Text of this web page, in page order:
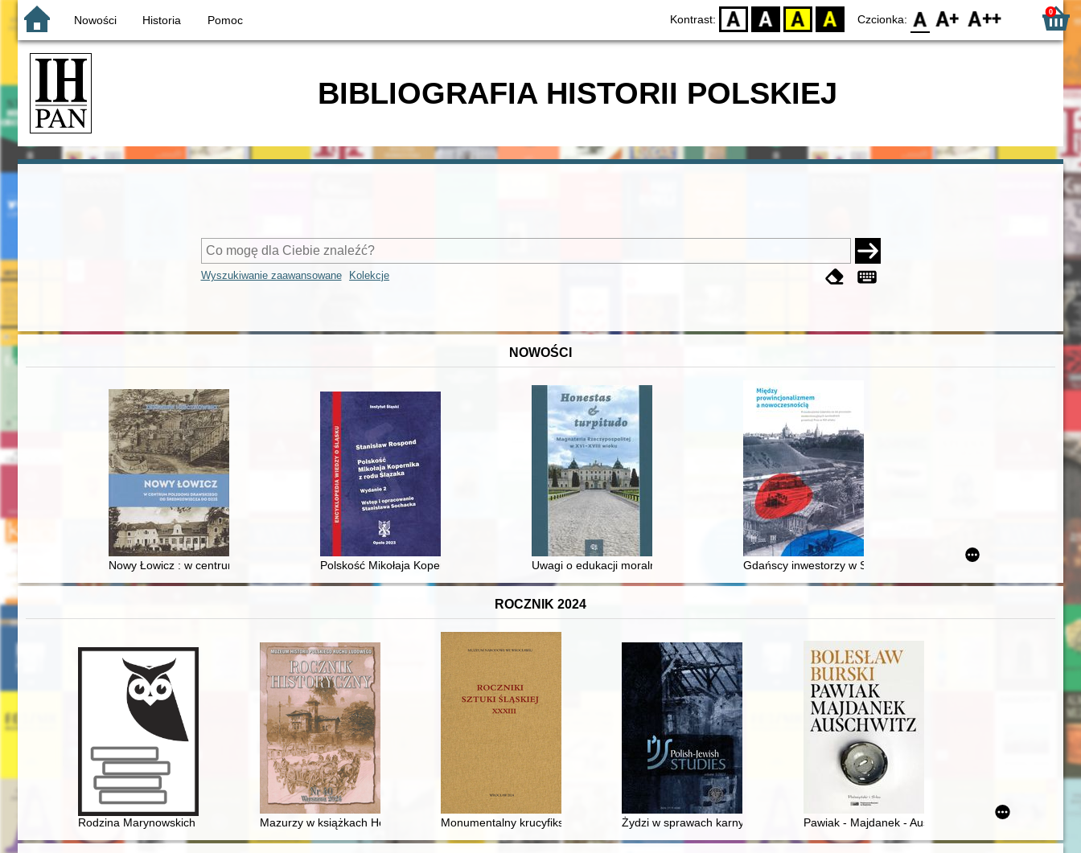
Nowości Historia Pomoc Kontrast: D BW YB BY Czcionka: F0 F1 F2 0
BIBLIOGRAFIA HISTORII POLSKIEJ
Wyszukiwanie zaawansowane Kolekcje
NOWOŚCI
Nowy Łowicz : w centrum poligonu drawskiego od średniowiecza do dziś
Polskość Mikołaja Kopernika z rodu ŚlązakaUwagi o edukacji moralnej synów szlacheckich w XVI-wiecznej Rzeczypospolitej
Gdańscy inwestorzy w Sopocie : prestiż finansowy i towarzyski
ROCZNIK 2024
Rodzina Marynowskich : gałąź sandomierska w XIX/XX wiekuMazurzy w książkach Henryka Syski = The Masurians in the Henryk Syska’s books
Monumentalny krucyfiks z kościoła świętej Trójcy w Görlitz : historia i losy odnalezionej figury oraz jej znaczenie w "oeuvre"
Żydzi w sprawach karnych przed sądem okręgowym w Kielcach w latach 1939-1941 :
Pawiak - Majdanek - Auschwitz